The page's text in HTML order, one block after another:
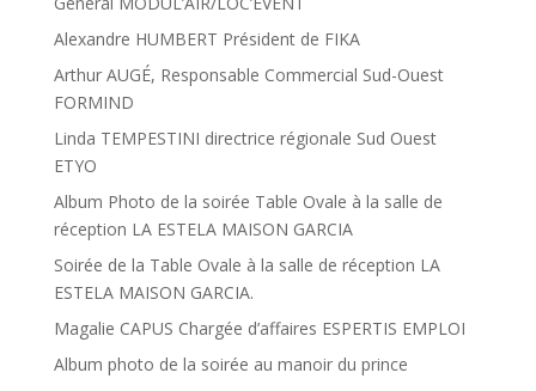
Alexandre HUMBERT Président de FIKA
Arthur AUGÉ, Responsable Commercial Sud-Ouest
FORMIND
Linda TEMPESTINI directrice régionale Sud Ouest
ETYO
Album Photo de la soirée Table Ovale à la salle de
réception LA ESTELA MAISON GARCIA
Soirée de la Table Ovale à la salle de réception LA
ESTELA MAISON GARCIA.
Magalie CAPUS Chargée d’affaires ESPERTIS EMPLOI
Album photo de la soirée au manoir du prince